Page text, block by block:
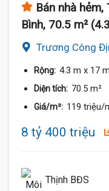
Bán nhà
Bình, 70.5 m²
Trương Công
Rộng: 4.3 m x 17 m
Diện tích: 70.5 m²
Giá/m²: 119 triệu/
8 tỷ 400 triệu
Thịnh BĐS